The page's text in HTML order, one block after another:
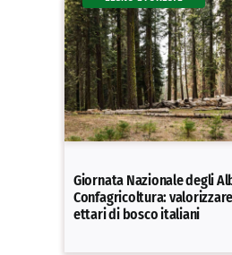
Giornata Nazionale degli
Confagricoltura:
ettari di bosco italiani